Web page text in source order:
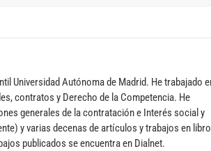
Universidad Autónoma de Madrid. He trabajado
contratos y Derecho de la Competencia. He
generales de la contratación e Interés social y
y varias decenas de artículos y trabajos en
publicados se encuentra en Dialnet.